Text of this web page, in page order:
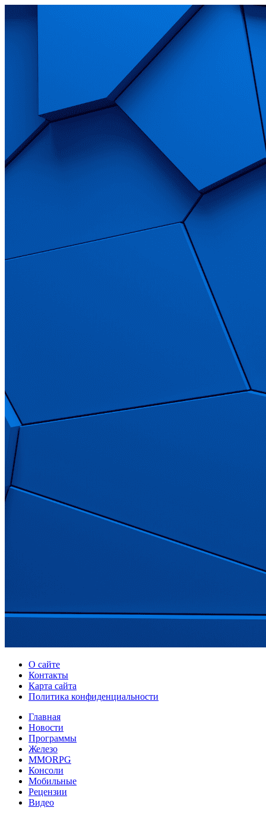
О сайте
Контакты
Карта сайта
Политика конфиденциальности
Главная
Новости
Программы
Железо
MMORPG
Консоли
Мобильные
Рецензии
Видео